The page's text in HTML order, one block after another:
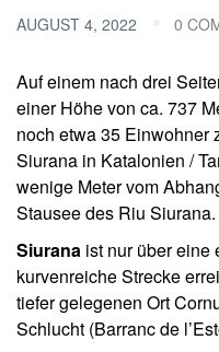
AUGUST 4, 2022 0
Auf einem nach drei
einer Höhe von ca. 737
noch etwa 35 Einwohner
Siurana in Katalonien /
wenige Meter vom
Stausee des Riu Siurana.
Siurana ist nur über eine
kurvenreiche Strecke
tiefer gelegenen Ort
Schlucht (Barranc de